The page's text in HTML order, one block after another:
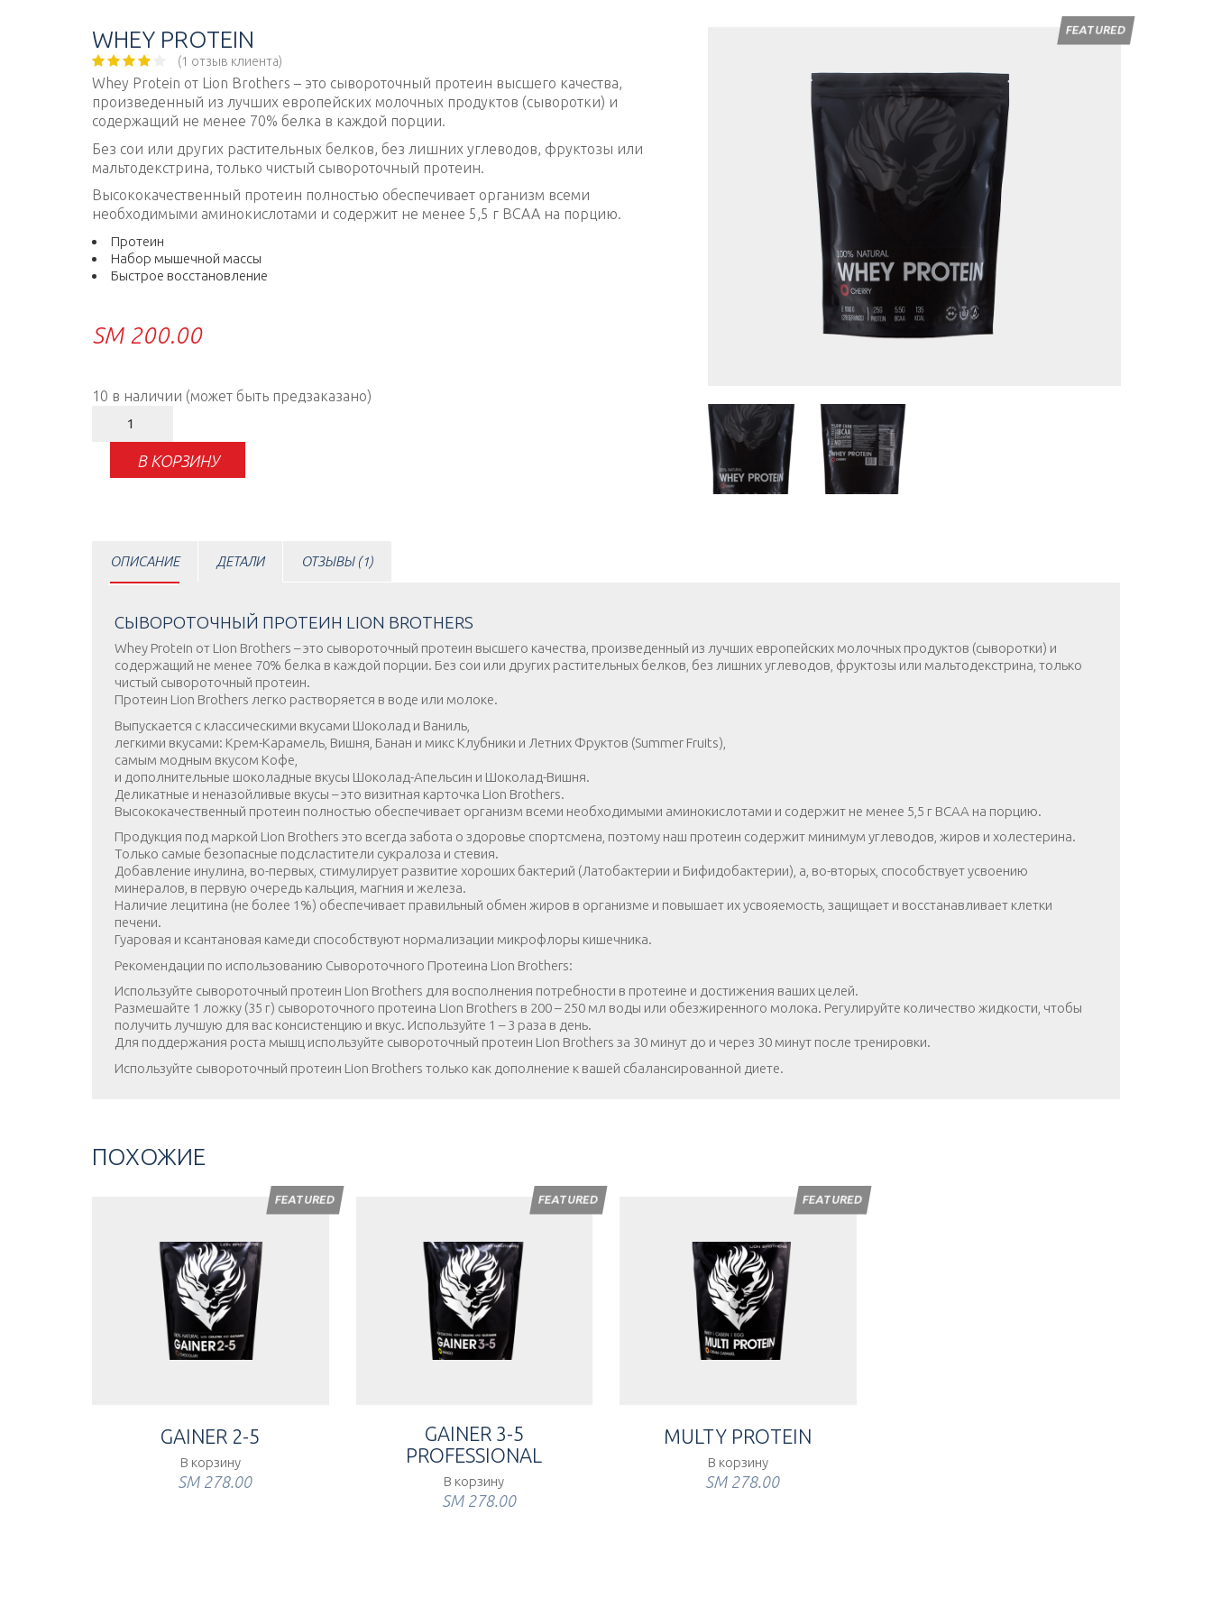
FEATURED
WHEY PROTEIN
(1 отзыв клиента)
Whey Protein от Lion Brothers – это сывороточный протеин высшего качества,
произведенный из лучших европейских молочных продуктов (сыворотки) и
содержащий не менее 70% белка в каждой порции.
Без сои или других растительных белков, без лишних углеводов, фруктозы или
мальтодекстрина, только чистый сывороточный протеин.
Высококачественный протеин полностью обеспечивает организм всеми
необходимыми аминокислотами и содержит не менее 5,5 г BCAA на порцию.
Протеин
Набор мышечной массы
Быстрое восстановление
ЅМ200.00
10 в наличии (может быть предзаказано)
товара
ProteinВ КОРЗИНУ
ОПИСАНИЕ ДЕТАЛИ ОТЗЫВЫ (1)
СЫВОРОТОЧНЫЙ ПРОТЕИН LION BROTHERS
Whey Protein от Lion Brothers – это сывороточный протеин высшего качества, произведенный из лучших европейских молочных продуктов (сыворотки) и
содержащий не менее 70% белка в каждой порции. Без сои или других растительных белков, без лишних углеводов, фруктозы или мальтодекстрина, только
чистый сывороточный протеин.
Протеин Lion Brothers легко растворяется в воде или молоке.
Выпускается с классическими вкусами Шоколад и Ваниль,
легкими вкусами: Крем-Карамель, Вишня, Банан и микс Клубники и Летних Фруктов (Summer Fruits),
самым модным вкусом Кофе,
и дополнительные шоколадные вкусы Шоколад-Апельсин и Шоколад-Вишня.
Деликатные и неназойливые вкусы – это визитная карточка Lion Brothers.
Высококачественный протеин полностью обеспечивает организм всеми необходимыми аминокислотами и содержит не менее 5,5 г BCAA на порцию.
Продукция под маркой Lion Brothers это всегда забота о здоровье спортсмена, поэтому наш протеин содержит минимум углеводов, жиров и холестерина.
Только самые безопасные подсластители сукралоза и стевия.
Добавление инулина, во-первых, стимулирует развитие хороших бактерий (Латобактерии и Бифидобактерии), а, во-вторых, способствует усвоению
минералов, в первую очередь кальция, магния и железа.
Наличие лецитина (не более 1%) обеспечивает правильный обмен жиров в организме и повышает их усвояемость, защищает и восстанавливает клетки
печени.
Гуаровая и ксантановая камеди способствуют нормализации микрофлоры кишечника.
Рекомендации по использованию Сывороточного Протеина Lion Brothers:
Используйте сывороточный протеин Lion Brothers для восполнения потребности в протеине и достижения ваших целей.
Размешайте 1 ложку (35 г) сывороточного протеина Lion Brothers в 200 – 250 мл воды или обезжиренного молока. Регулируйте количество жидкости, чтобы
получить лучшую для вас консистенцию и вкус. Используйте 1 – 3 раза в день.
Для поддержания роста мышц используйте сывороточный протеин Lion Brothers за 30 минут до и через 30 минут после тренировки.
Используйте сывороточный протеин Lion Brothers только как дополнение к вашей сбалансированной диете.
ПОХОЖИЕ
FEATURED
GAINER 2-5
В корзину
ЅМ278.00
FEATURED
GAINER 3-5
PROFESSIONAL
В корзину
ЅМ278.00
FEATURED
MULTY PROTEIN
В корзину
ЅМ278.00